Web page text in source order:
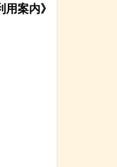
案内》